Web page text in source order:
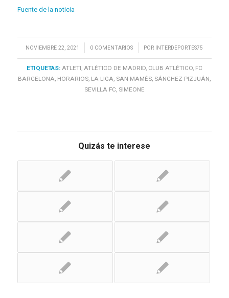
Fuente de la noticia
NOVIEMBRE 22, 2021
/ 0 COMENTARIOS
/ POR INTERDEPORTES75
ETIQUETAS: ATLETI, ATLÉTICO DE MADRID, CLUB ATLÉTICO, FC
BARCELONA, HORARIOS, LA LIGA, SAN MAMÉS, SÁNCHEZ PIZJUÁN,
SEVILLA FC, SIMEONE
Quizás te interese